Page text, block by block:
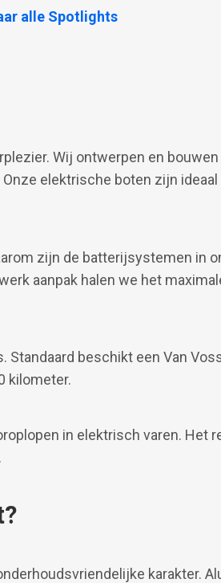
Tender.
alle Spotlights
Wij ontwerpen en
elektrische boten zijn
zijn de batterijsystemen in
aanpak halen we het
beschikt een Van
kilometer.
in elektrisch varen. Het
karakter.